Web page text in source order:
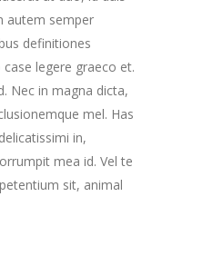
autem semper
definitiones
legere graeco et.
Nec in magna dicta,
mel. Has
in,
mea id. Vel te
sit, animal